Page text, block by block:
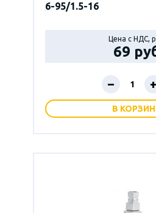
6-95/1.5-16
Цена с НДС,
69
– +
В